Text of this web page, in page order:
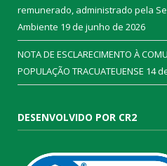
remunerado, administrado pela
Ambiente 19 de junho de 2026
NOTA DE ESCLARECIMENTO À
POPULAÇÃO TRACUATEUENSE 14
DESENVOLVIDO POR CR2